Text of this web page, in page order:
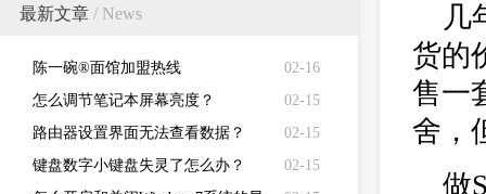
最新文章 / News
02-16
陈一碗®面馆加盟热线
02-15
怎么调节笔记本屏幕亮度？
02-15
路由器设置界面无法查看数据？
02-15
键盘数字小键盘失灵了怎么办？
几
货的
售一
舍，
做